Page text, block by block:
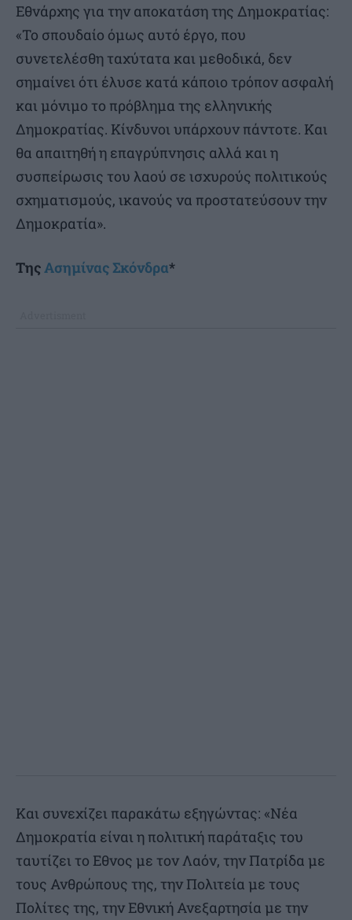
Εθνάρχης για την αποκατάση της Δημοκρατίας:
«Το σπουδαίο όμως αυτό έργο, που
συνετελέσθη ταχύτατα και μεθοδικά, δεν
σημαίνει ότι έλυσε κατά κάποιο τρόπον ασφαλή
και μόνιμο το πρόβλημα της ελληνικής
Δημοκρατίας. Κίνδυνοι υπάρχουν πάντοτε. Και
θα απαιτηθή η επαγρύπνησις αλλά και η
συσπείρωσις του λαού σε ισχυρούς πολιτικούς
σχηματισμούς, ικανούς να προστατεύσουν την
Δημοκρατία».
Της Ασημίνας Σκόνδρα*
Και συνεχίζει παρακάτω εξηγώντας: «Νέα
Δημοκρατία είναι η πολιτική παράταξις του
ταυτίζει το Εθνος με τον Λαόν, την Πατρίδα με
τους Ανθρώπους της, την Πολιτεία με τους
Πολίτες της, την Εθνική Ανεξαρτησία με την